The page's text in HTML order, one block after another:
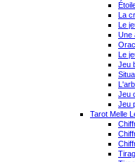
La
Le
Une
Le
Jeu
Jeu
Jeu
Tarot Melle